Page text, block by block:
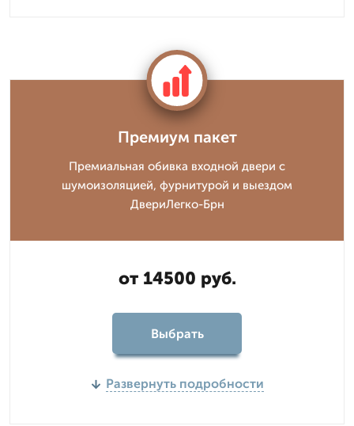
Премиум пакет
Премиальная обивка входной двери с
шумоизоляцией, фурнитурой и выездом
ДвериЛегко-Брн
от 14500 руб.
Выбрать
Развернуть подробности